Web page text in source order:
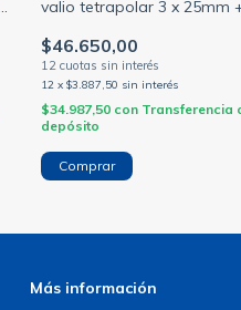
valio tetrapolar 3 x 25mm
$46.650,00
12 x $3.887,50 sin interés
$34.987,50 con Transferencia
depósito
Más información